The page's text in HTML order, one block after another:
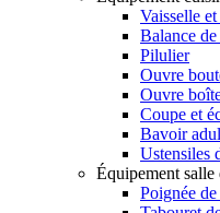
Vaisselle
Balance
Pilulier
Ouvre
Ouvre
Coupe et
Bavoir
Ustensiles
Équipement
Poignée